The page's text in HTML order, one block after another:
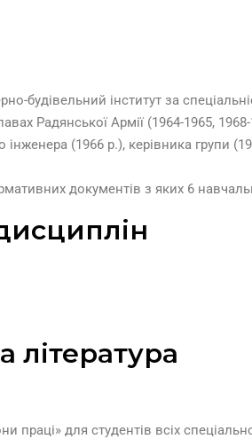
будівельний інститут за
Радянської Армії (1964-1965,
(1966 р.), керівника групи
документів з яких 6
література
праці» для студентів всіх